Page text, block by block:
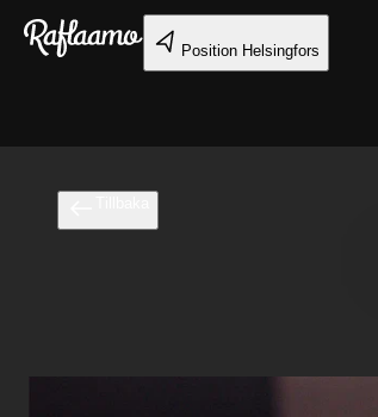
Gå till huvudinnehållet
Position Helsingfors